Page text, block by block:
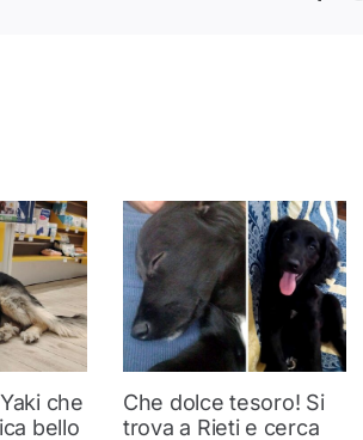
che
bello
Che dolce tesoro! Si
trova a Rieti e cerca